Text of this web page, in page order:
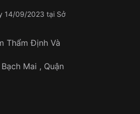
14/09/2023 tại Sở
Thẩm Định Và
Mai , Quận